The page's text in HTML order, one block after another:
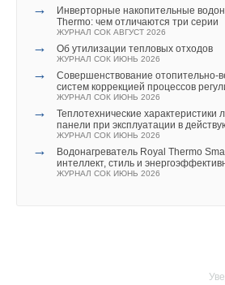
→
Инверторные накопительные
Thermo: чем отличаются три серии
ЖУРНАЛ СОК АВГУСТ 2026
→ Об утилизации тепловых отходов
ЖУРНАЛ СОК ИЮНЬ 2026
→
Совершенствование отопительно-
систем коррекцией процессов
ЖУРНАЛ СОК ИЮНЬ 2026
→
Теплотехнические характеристики
панели при эксплуатации в
ЖУРНАЛ СОК ИЮНЬ 2026
→
Водонагреватель Royal Thermo
интеллект, стиль и
ЖУРНАЛ СОК ИЮНЬ 2026